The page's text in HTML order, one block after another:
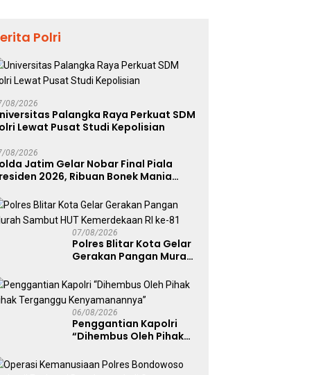
Polri
08/2026
Palangka Raya Perkuat SDM
Lewat Pusat Studi Kepolisian
08/2026
Jatim Gelar Nobar Final Piala
2026, Ribuan Bonek Mania
07/08/2026
Polres Blitar Kota Gelar
Gerakan Pangan Murah
Kemerdekaan RI ke-81
06/08/2026
Penggantian Kapolri
“Dihembus Oleh Pihak
Kenyamanannya”